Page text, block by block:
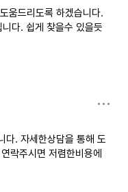
움드리도록 하겠습니다.
다. 쉽게 찾을수 있을듯
다. 자세한상담을 통해 도
주시면 저렴한비용에